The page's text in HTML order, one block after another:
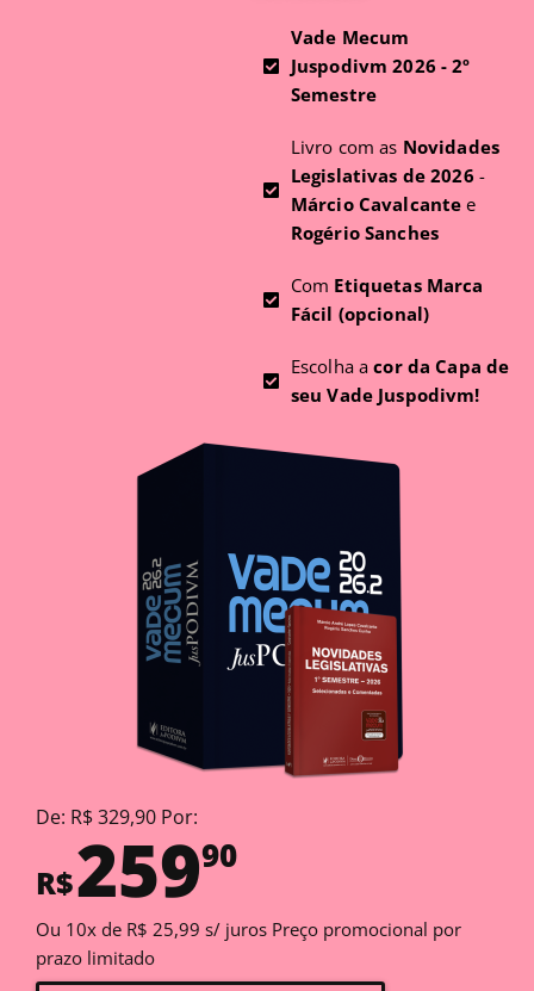
Vade Mecum
Juspodivm 2026 - 2º
Semestre
Livro com as Novidades
Legislativas de 2026 -
Márcio Cavalcante e
Rogério Sanches
Com Etiquetas Marca
Fácil (opcional)
Escolha acor da Capa de
seu Vade Juspodivm!
De: R$ 329,90 Por:
R$25990
Ou 10x de R$ 25,99 s/ juros Preço promocional por
prazo limitado